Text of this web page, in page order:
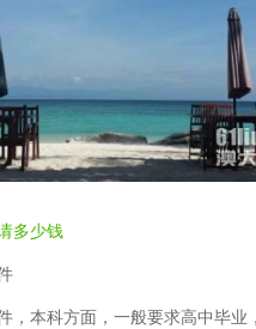
多少钱
，本科方面，一般要求高中毕业